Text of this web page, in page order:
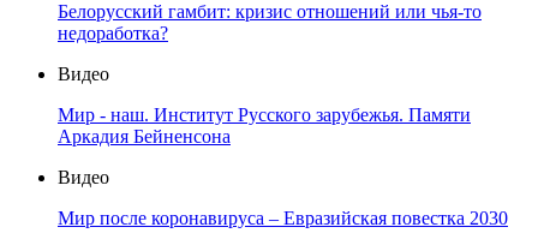
Белорусский гамбит: кризис отношений или чья-то
недоработка?
Видео
Мир - наш. Институт Русского зарубежья. Памяти
Аркадия Бейненсона
Видео
Мир после коронавируса – Евразийская повестка 2030